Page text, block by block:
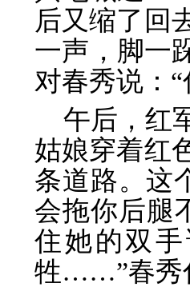
后又缩了回
一声，脚一
对春秀说：
午后，红
姑娘穿着红
条道路。这
会拖你后腿
住她的双
牲……”春秀